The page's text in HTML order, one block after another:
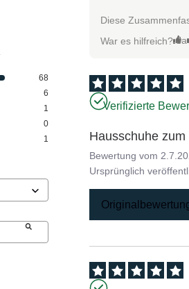
68
6
1
0
1
Diese
War es hilfreich? Ja
Verifizierte
Hausschuhe
Bewertung vom
Ursprünglich